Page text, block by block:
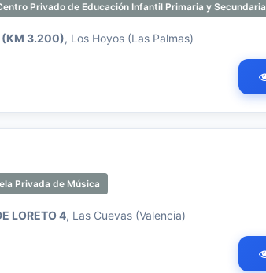
Privado de Educación Infantil Primaria y Secundaria
(KM 3.200), Los Hoyos (Las Palmas)
Privada de Música
LORETO 4, Las Cuevas (Valencia)